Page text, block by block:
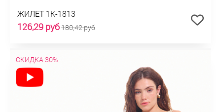
ЖИЛЕТ 1К-1813
126,29 руб180,42 руб
СКИДКА 30%